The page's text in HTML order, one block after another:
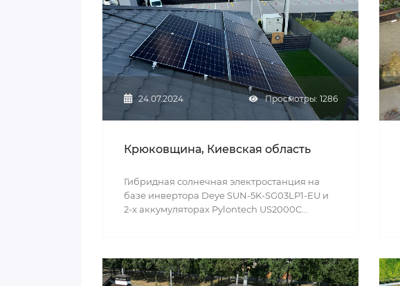
24.07.2024 Просмотры: 1286
Крюковщина, Киевская область
Гибридная солнечная электростанция на
базе инвертора Deye SUN-5K-SG03LP1-EU и
2-х аккумуляторах Pylontech US2000C...